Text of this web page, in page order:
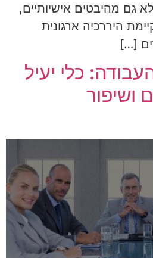
גם מהיבטים אישיותיים,
היררכיה ארגונית
[…]
כלי יעיל
ושיפור